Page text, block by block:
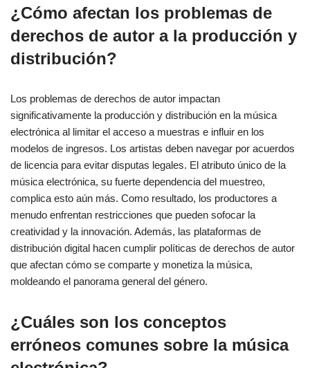
¿Cómo afectan los problemas de
derechos de autor a la producción y
distribución?
Los problemas de derechos de autor impactan
significativamente la producción y distribución en la música
electrónica al limitar el acceso a muestras e influir en los
modelos de ingresos. Los artistas deben navegar por acuerdos
de licencia para evitar disputas legales. El atributo único de la
música electrónica, su fuerte dependencia del muestreo,
complica esto aún más. Como resultado, los productores a
menudo enfrentan restricciones que pueden sofocar la
creatividad y la innovación. Además, las plataformas de
distribución digital hacen cumplir políticas de derechos de autor
que afectan cómo se comparte y monetiza la música,
moldeando el panorama general del género.
¿Cuáles son los conceptos
erróneos comunes sobre la música